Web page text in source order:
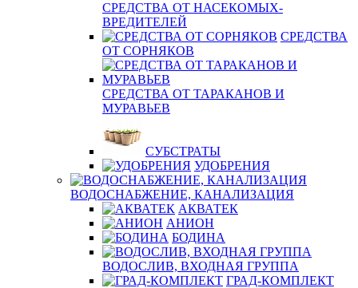
СРЕДСТВА ОТ НАСЕКОМЫХ-
ВРЕДИТЕЛЕЙ
СРЕДСТВА
ОТ СОРНЯКОВ
СРЕДСТВА ОТ ТАРАКАНОВ И
МУРАВЬЕВ
СУБСТРАТЫ
УДОБРЕНИЯ
ВОДОСНАБЖЕНИЕ, КАНАЛИЗАЦИЯ
АКВАТЕК
АНИОН
БОДИНА
ВОДОСЛИВ, ВХОДНАЯ ГРУППА
ГРАД-КОМПЛЕКТ